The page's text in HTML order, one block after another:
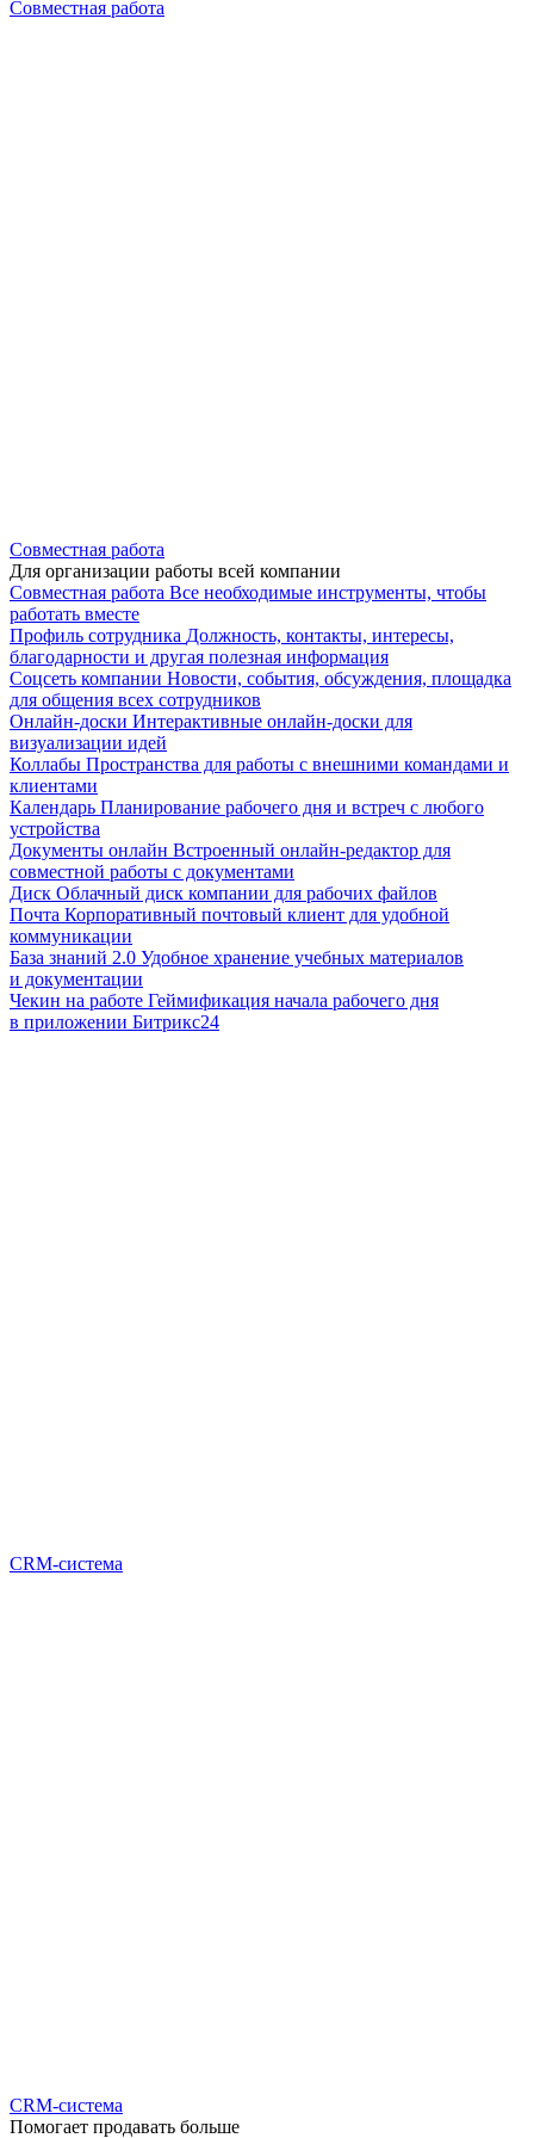
Совместная работа
Совместная работа
Для организации работы всей компании
Совместная работа Все необходимые инструменты, чтобы
работать вместе
Профиль сотрудника Должность, контакты, интересы,
благодарности и другая полезная информация
Соцсеть компании Новости, события, обсуждения, площадка
для общения всех сотрудников
Онлайн-доски Интерактивные онлайн-доски для
визуализации идей
Коллабы Пространства для работы с внешними командами и
клиентами
Календарь Планирование рабочего дня и встреч с любого
устройства
Документы онлайн Встроенный онлайн-редактор для
совместной работы с документами
Диск Облачный диск компании для рабочих файлов
Почта Корпоративный почтовый клиент для удобной
коммуникации
База знаний 2.0 Удобное хранение учебных материалов
и документации
Чекин на работе Геймификация начала рабочего дня
в приложении Битрикс24
CRM-система
CRM-система
Помогает продавать больше